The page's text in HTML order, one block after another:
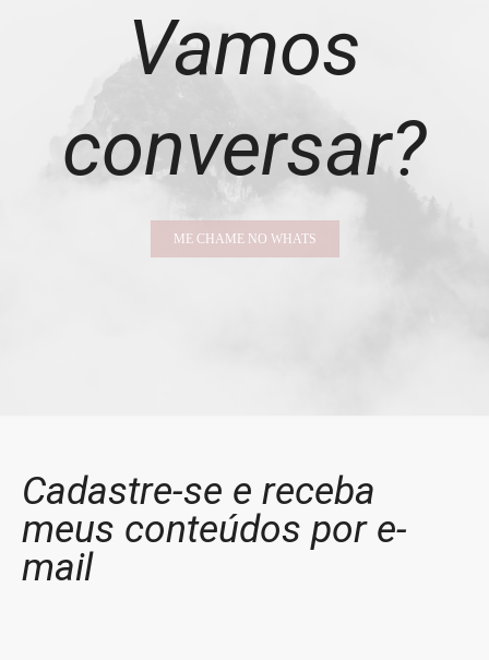
Vamos
conversar?
ME CHAME NO WHATS
Cadastre-se e receba
meus conteúdos por e-
mail